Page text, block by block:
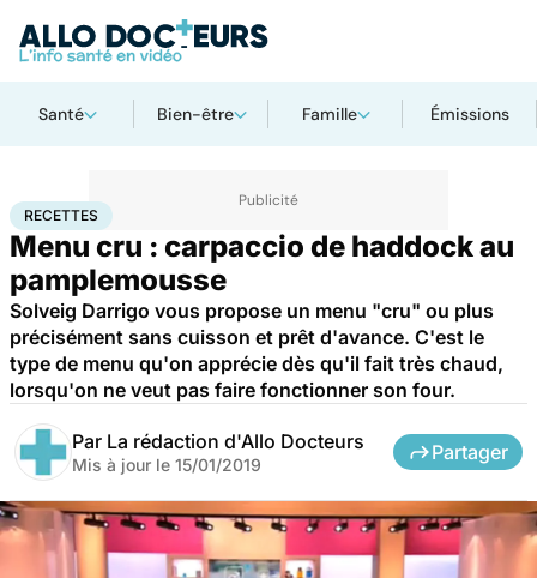
Santé Bien-être Famille Émissions
AccueilSantéRecettes
RECETTES
Menu cru : carpaccio de haddock au
pamplemousse
Solveig Darrigo vous propose un menu "cru" ou plus
précisément sans cuisson et prêt d'avance. C'est le
type de menu qu'on apprécie dès qu'il fait très chaud,
lorsqu'on ne veut pas faire fonctionner son four.
Par La rédaction d'Allo Docteurs
Mis à jour le 15/01/2019
Partager